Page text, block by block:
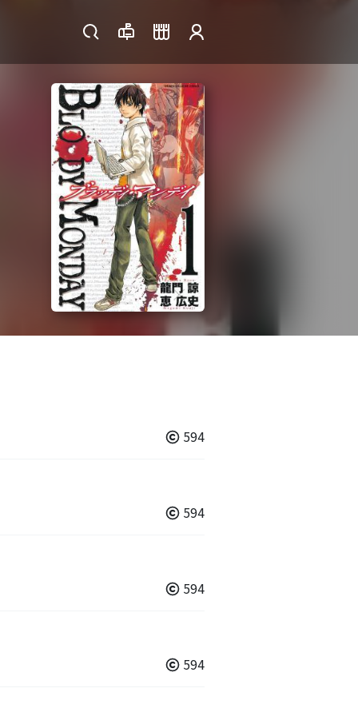
594
594
594
594